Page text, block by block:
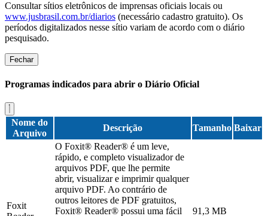
Consultar sítios eletrônicos de imprensas oficiais locais ou
www.jusbrasil.com.br/diarios (necessário cadastro gratuito). Os
períodos digitalizados nesse sítio variam de acordo com o diário
pesquisado.
Fechar
Programas indicados para abrir o Diário Oficial
Nome do
Arquivo
Descrição Tamanho Baixar
Foxit
O Foxit® Reader® é um leve,
rápido, e completo visualizador de
arquivos PDF, que lhe permite
abrir, visualizar e imprimir qualquer
arquivo PDF. Ao contrário de
outros leitores de PDF gratuitos,
Foxit® Reader® possui uma fácil
91,3 MB